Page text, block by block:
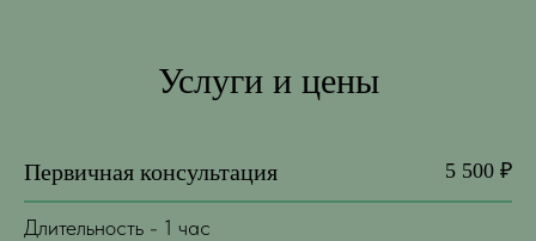
Услуги и цены
Первичная консультация 5 500 ₽
Длительность - 1 час